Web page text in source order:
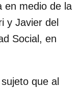
en medio de la
y Javier del
Social, en
que al